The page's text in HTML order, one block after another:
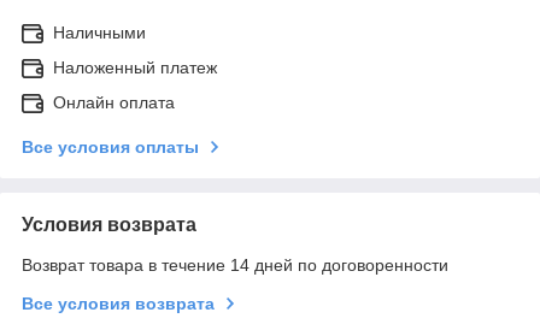
Наличными
Наложенный платеж
Онлайн оплата
Все условия оплаты
Условия возврата
Возврат товара в течение 14 дней по договоренности
Все условия возврата